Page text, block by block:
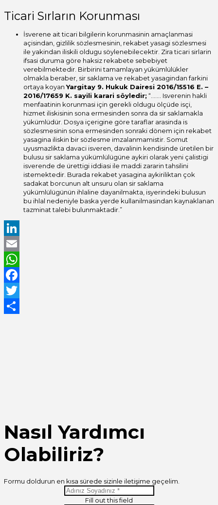
Ticari Sırların Korunması
İsverene ait ticari bilgilerin korunmasinin amaçlanmasi
açisindan, gizlilik sözlesmesinin, rekabet yasagi sözlesmesi
ile yakindan iliskili oldugu söylenebilecektir. Zira ticari sirlarin
ifsasi duruma göre haksiz rekabete sebebiyet
verebilmektedir. Birbirini tamamlayan yükümlülükler
olmakla beraber, sir saklama ve rekabet yasagindan farkini
ortaya koyanYargitay 9. Hukuk Dairesi 2016/15516 E. –
2016/17659 K. sayili karari söyledir; “……. Isverenin hakli
menfaatinin korunmasi için gerekli oldugu ölçüde isçi,
hizmet iliskisinin sona ermesinden sonra da sir saklamakla
yükümlüdür. Dosya içerigine göre taraflar arasinda is
sözlesmesinin sona ermesinden sonraki dönem için rekabet
yasagina iliskin bir sözlesme imzalanmamistir. Somut
uyusmazlikta davaci isveren, davalinin kendisinde üretilen bir
bulusu sir saklama yükümlülügüne aykiri olarak yeni çalistigi
isverende de ürettigi iddiasi ile maddi zararin tahsilini
istemektedir. Burada rekabet yasagina aykiriliktan çok
sadakat borcunun alt unsuru olan sir saklama
yükümlülügünün ihlaline dayanilmakta, isyerindeki bulusun
bu ihlal nedeniyle baska yerde kullanilmasindan kaynaklanan
tazminat talebi bulunmaktadir.”
LinkedIn
Email
WhatsApp
Facebook
Twitter
Nasıl Yardımcı
Olabiliriz?
Formu doldurun en kısa sürede sizinle iletişime geçelim.
Fill out this field